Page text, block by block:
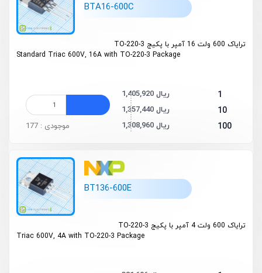
BTA16-600C
ترایاک 600 ولت 16 آمپر با پکیج TO-220-3
Standard Triac 600V, 16A with TO-220-3 Package
1 1,405,920 ریال
10 1,357,440 ریال
100 1,308,960 ریال موجودی : 177
BT136-600E
ترایاک 600 ولت 4 آمپر با پکیج TO-220-3
Triac 600V, 4A with TO-220-3 Package